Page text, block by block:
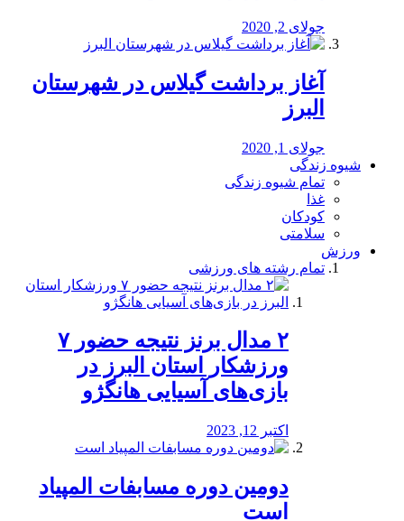
جولای 2, 2020
آغاز برداشت گیلاس در شهرستان
البرز
جولای 1, 2020
شیوه زندگی
تمام شیوه زندگی
غذا
کودکان
سلامتی
ورزش
تمام رشته های ورزشی
۲ مدال برنز نتیجه حضور ۷
ورزشکار استان البرز در
بازی‌های آسیایی هانگژو
اکتبر 12, 2023
دومین دوره مسابفات المپیاد
است